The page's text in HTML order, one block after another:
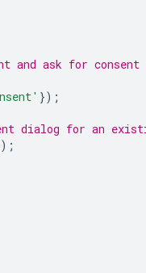
and ask for
});
dialog for an